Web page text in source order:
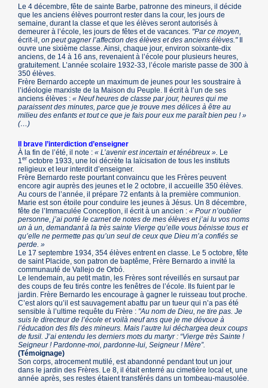
Le 4 décembre, fête de sainte Barbe, patronne des mineurs, il décide
que les anciens élèves pourront rester dans la cour, les jours de
semaine, durant la classe et que les élèves seront autorisés à
demeurer à l’école, les jours de fêtes et de vacances. "Par ce moyen,
écrit-il, on peut gagner l’affection des élèves et des anciens élèves."Il
ouvre une sixième classe. Ainsi, chaque jour, environ soixante-dix
anciens, de 14 à 16 ans, revenaient à l’école pour plusieurs heures,
gratuitement. L’année scolaire 1932-33, l’école mariste passe de 300 à
350 élèves.
Frère Bernardo accepte un maximum de jeunes pour les soustraire à
l’idéologie marxiste de la Maison du Peuple. Il écrit à l’un de ses
anciens élèves :« Neuf heures de classe par jour, heures qui me
paraissent des minutes, parce que je trouve mes délices à être au
milieu des enfants et tout ce que je fais pour eux me paraît bien peu ! »
(…)
Il brave l’interdiction d’enseigner
À la fin de l’été, il note :« L’avenir est incertain et ténébreux ». Le
1er octobre 1933, une loi décrète la laïcisation de tous les instituts
religieux et leur interdit d’enseigner.
Frère Bernardo reste pourtant convaincu que les Frères peuvent
encore agir auprès des jeunes et le 2 octobre, il accueille 350 élèves.
Au cours de l’année, il prépare 72 enfants à la première communion.
Marie est son étoile pour conduire les jeunes à Jésus. Un 8 décembre,
fête de l’Immaculée Conception, il écrit à un ancien :« Pour n’oublier
personne, j’ai porté le carnet de notes de mes élèves et j’ai lu vos noms
un à un, demandant à la très sainte Vierge qu’elle vous bénisse tous et
qu’elle ne permette pas qu’un seul de ceux que Dieu m’a confiés se
perde. »
Le 17 septembre 1934, 354 élèves entrent en classe. Le 5 octobre, fête
de saint Placide, son patron de baptême, Frère Bernardo a invité la
communauté de Vallejo de Orbó.
Le lendemain, au petit matin, les Frères sont réveillés en sursaut par
des coups de feu tirés contre les fenêtres de l’école. Ils fuient par le
jardin. Frère Bernardo les encourage à gagner le ruisseau tout proche.
C’est alors qu’il est sauvagement abattu par un tueur qui n’a pas été
sensible à l’ultime requête du Frère : "Au nom de Dieu, ne tire pas. Je
suis le directeur de l’école et voilà neuf ans que je me dévoue à
l’éducation des fils des mineurs. Mais l’autre lui déchargea deux coups
de fusil. J’ai entendu les derniers mots du martyr : “Vierge très Sainte !
Seigneur ! Pardonne-moi, pardonne-lui, Seigneur ! Mère”.
(Témoignage)
Son corps, atrocement mutilé, est abandonné pendant tout un jour
dans le jardin des Frères. Le 8, il était enterré au cimetière local et, une
année après, ses restes étaient transférés dans un tombeau-mausolée.